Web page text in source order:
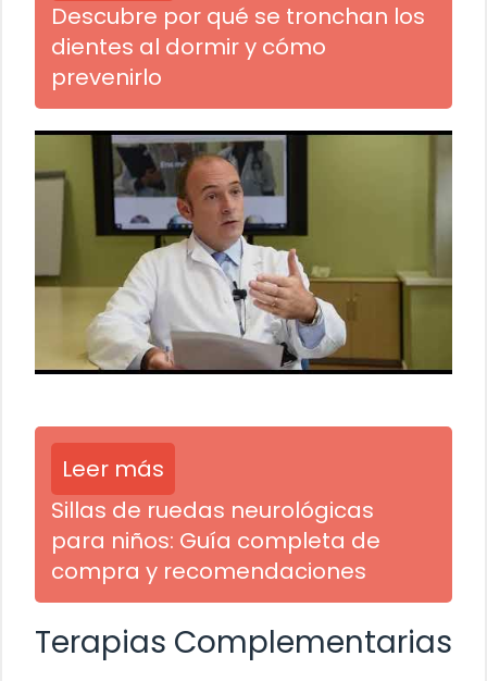
Descubre por qué se tronchan los
dientes al dormir y cómo
prevenirlo
Leer más
Sillas de ruedas neurológicas
para niños: Guía completa de
compra y recomendaciones
Terapias Complementarias